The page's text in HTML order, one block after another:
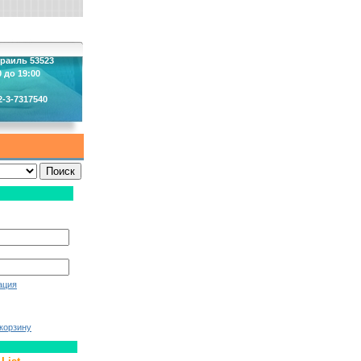
53523
до 19:00
3-7317540